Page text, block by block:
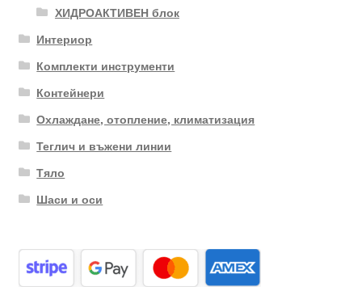
ХИДРОАКТИВЕН блок
Интериор
Комплекти инструменти
Контейнери
Охлаждане, отопление, климатизация
Теглич и въжени линии
Тяло
Шаси и оси